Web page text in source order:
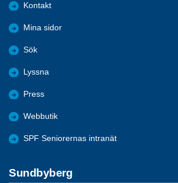
Kontakt
Mina sidor
Sök
Lyssna
Press
Webbutik
SPF Seniorernas intranät
Sundbyberg